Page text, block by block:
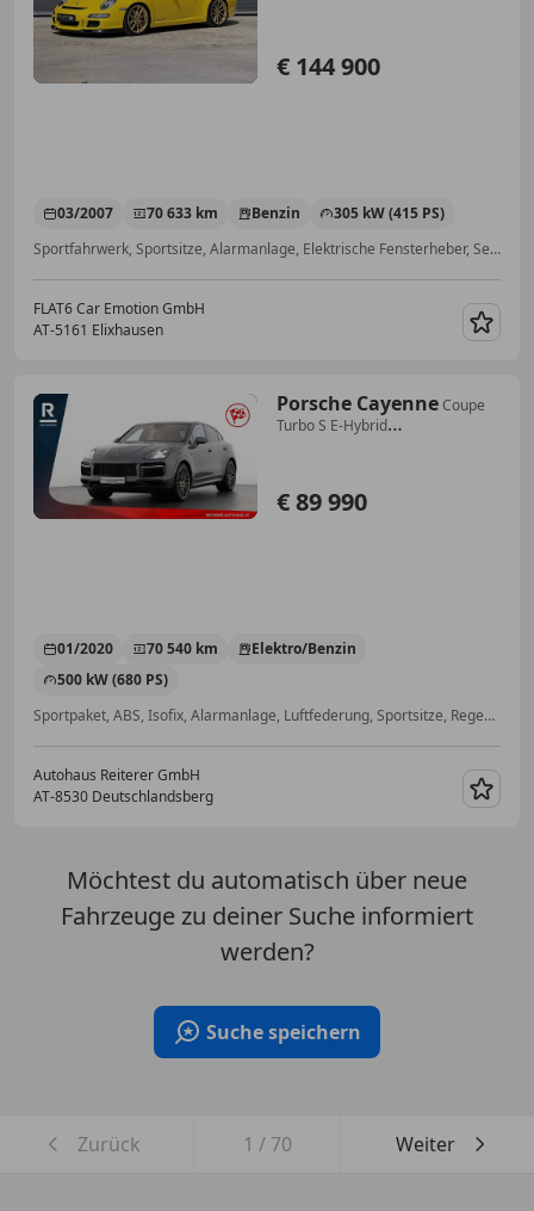
€ 144 900
03/2007 70 633 km Benzin
305 kW (415 PS)
Sportfahrwerk, Sportsitze, Alarmanlage, Elektrische Fensterheber, Seitenairbag, Bordcomputer, Servolenkung, CD
FLAT6 Car Emotion GmbH
AT-5161 Elixhausen
Porsche CayenneCoupe
Turbo S E-Hybrid
€ 89 990
01/2020 70 540 km
Elektro/Benzin
500 kW (680 PS)
Sportpaket, ABS, Isofix, Alarmanlage, Luftfederung, Sportsitze, Regensensor, Anhängerkupplung
Autohaus Reiterer GmbH
AT-8530 Deutschlandsberg
Möchtest du automatisch über neue
Fahrzeuge zu deiner Suche informiert
werden?
Suche speichern
Zurück 1 / 70 Weiter